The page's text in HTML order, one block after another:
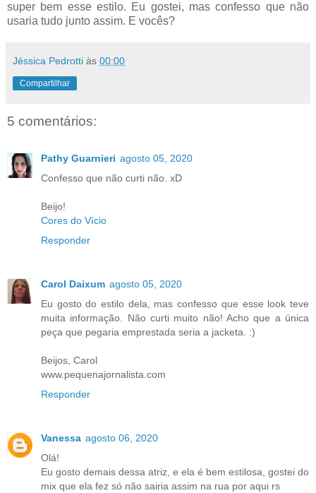
super bem esse estilo. Eu gostei, mas confesso que não
usaria tudo junto assim. E vocês?
Jéssica Pedrotti às 00:00
Compartilhar
5 comentários:
Pathy Guarnieri agosto 05, 2020
Confesso que não curti não. xD
Beijo!
Cores do Vício
Responder
Carol Daixum agosto 05, 2020
Eu gosto do estilo dela, mas confesso que esse look teve
muita informação. Não curti muito não! Acho que a única
peça que pegaria emprestada seria a jacketa. :)
Beijos, Carol
www.pequenajornalista.com
Responder
Vanessa agosto 06, 2020
Olá!
Eu gosto demais dessa atriz, e ela é bem estilosa, gostei do
mix que ela fez só não sairia assim na rua por aqui rs